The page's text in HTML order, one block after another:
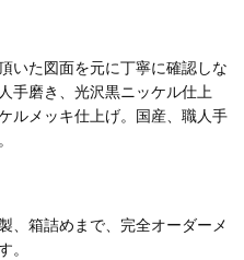
いた図面を元に丁寧に確認しな
手磨き、光沢黒ニッケル仕上
ルメッキ仕上げ。国産、職人手
、箱詰めまで、完全オーダーメ
。